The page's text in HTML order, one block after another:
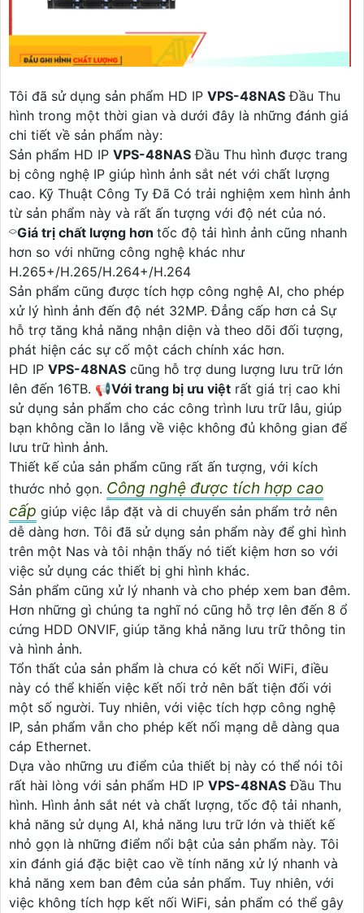
Tôi đã sử dụng sản phẩm HD IP VPS-48NAS Đầu Thu
hình trong một thời gian và dưới đây là những đánh giá
chi tiết về sản phẩm này:
Sản phẩm HD IP VPS-48NAS Đầu Thu hình được trang
bị công nghệ IP giúp hình ảnh sắt nét với chất lượng
cao. Kỹ Thuật Công Ty Đã Có trải nghiệm xem hình ảnh
từ sản phẩm này và rất ấn tượng với độ nét của nó.
⌔Giá trị chất lượng hơn tốc độ tải hình ảnh cũng nhanh
hơn so với những công nghệ khác như
H.265+/H.265/H.264+/H.264
Sản phẩm cũng được tích hợp công nghệ AI, cho phép
xử lý hình ảnh đến độ nét 32MP. Đẳng cấp hơn cả Sự
hỗ trợ tăng khả năng nhận diện và theo dõi đối tượng,
phát hiện các sự cố một cách chính xác hơn.
HD IP VPS-48NAS cũng hỗ trợ dung lượng lưu trữ lớn
lên đến 16TB. 📢Với trang bị ưu việt rất giá trị cao khi
sử dụng sản phẩm cho các công trình lưu trữ lâu, giúp
bạn không cần lo lắng về việc không đủ không gian để
lưu trữ hình ảnh.
Thiết kế của sản phẩm cũng rất ấn tượng, với kích
thước nhỏ gọn. Công nghệ được tích hợp cao
cấp giúp việc lắp đặt và di chuyển sản phẩm trở nên
dễ dàng hơn. Tôi đã sử dụng sản phẩm này để ghi hình
trên một Nas và tôi nhận thấy nó tiết kiệm hơn so với
việc sử dụng các thiết bị ghi hình khác.
Sản phẩm cũng xử lý nhanh và cho phép xem ban đêm.
Hơn những gì chúng ta nghĩ nó cũng hỗ trợ lên đến 8 ổ
cứng HDD ONVIF, giúp tăng khả năng lưu trữ thông tin
và hình ảnh.
Tổn thất của sản phẩm là chưa có kết nối WiFi, điều
này có thể khiến việc kết nối trở nên bất tiện đối với
một số người. Tuy nhiên, với việc tích hợp công nghệ
IP, sản phẩm vẫn cho phép kết nối mạng dễ dàng qua
cáp Ethernet.
Dựa vào những ưu điểm của thiết bị này có thể nói tôi
rất hài lòng với sản phẩm HD IP VPS-48NAS Đầu Thu
hình. Hình ảnh sắt nét và chất lượng, tốc độ tải nhanh,
khả năng sử dụng AI, khả năng lưu trữ lớn và thiết kế
nhỏ gọn là những điểm nổi bật của sản phẩm này. Tôi
xin đánh giá đặc biệt cao về tính năng xử lý nhanh và
khả năng xem ban đêm của sản phẩm. Tuy nhiên, với
việc không tích hợp kết nối WiFi, sản phẩm có thể gây